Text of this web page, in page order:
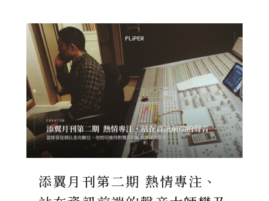
添翼月刊第二期 熱情專注、